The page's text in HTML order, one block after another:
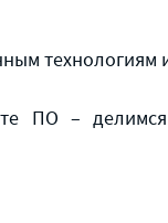
технологиям
ПО –